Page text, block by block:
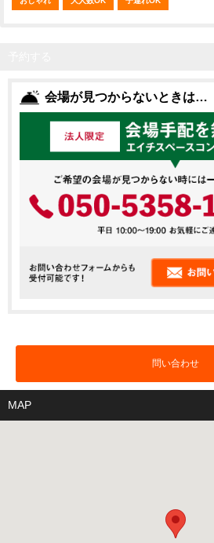
会場が見つからないときは…
問い合わせ
MAP